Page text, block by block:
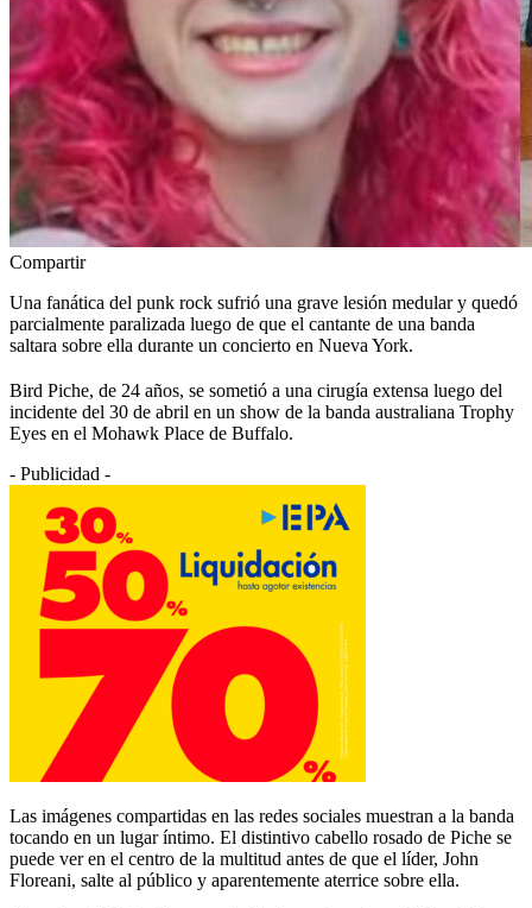
Compartir
Una fanática del punk rock sufrió una grave lesión medular y quedó
parcialmente paralizada luego de que el cantante de una banda
saltara sobre ella durante un concierto en Nueva York.
Bird Piche, de 24 años, se sometió a una cirugía extensa luego del
incidente del 30 de abril en un show de la banda australiana Trophy
Eyes en el Mohawk Place de Buffalo.
- Publicidad -
Las imágenes compartidas en las redes sociales muestran a la banda
tocando en un lugar íntimo. El distintivo cabello rosado de Piche se
puede ver en el centro de la multitud antes de que el líder, John
Floreani, salte al público y aparentemente aterrice sobre ella.